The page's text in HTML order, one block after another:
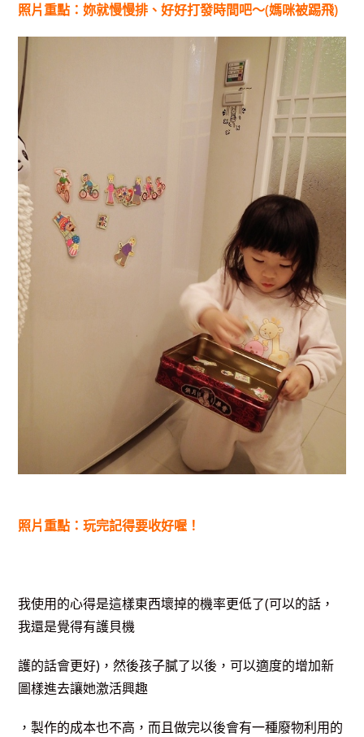
照片重點：妳就慢慢排、好好打發時間吧～(媽咪被踢飛)
照片重點：玩完記得要收好喔！
我使用的心得是這樣東西壞掉的機率更低了(可以的話，
我還是覺得有護貝機
護的話會更好)，然後孩子膩了以後，可以適度的增加新
圖樣進去讓她激活興趣
，製作的成本也不高，而且做完以後會有一種廢物利用的